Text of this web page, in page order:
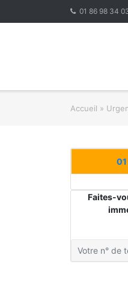
01 86 98 34
Accueil »
Faites-